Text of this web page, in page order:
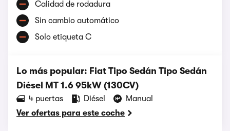
Calidad de rodadura
Sin cambio automático
Solo etiqueta C
Lo más popular: Fiat Tipo Sedán Tipo Sedán
Diésel MT 1.6 95kW (130CV)
4 puertas Diésel
Manual
Ver ofertas para este coche